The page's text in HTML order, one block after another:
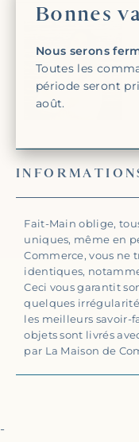
Bonnes
Nous serons
Toutes les
période seront
août.
Fait-Main oblige,
uniques, même en
Commerce, vous ne
identiques,
Ceci vous garantit
quelques
les meilleurs savoir-
objets sont livrés
par La Maison de
-